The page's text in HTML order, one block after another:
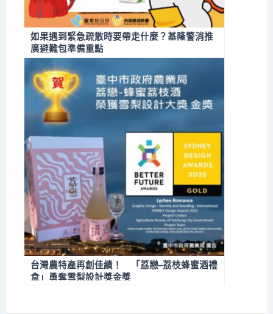
如果遇到緊急疏散時要帶走什麼？基隆警消推
廣避難包準備重點
台灣農特產再創佳績！ 「荔戀–荔枝蜂蜜酒禮
盒」勇奪雪梨設計獎金獎